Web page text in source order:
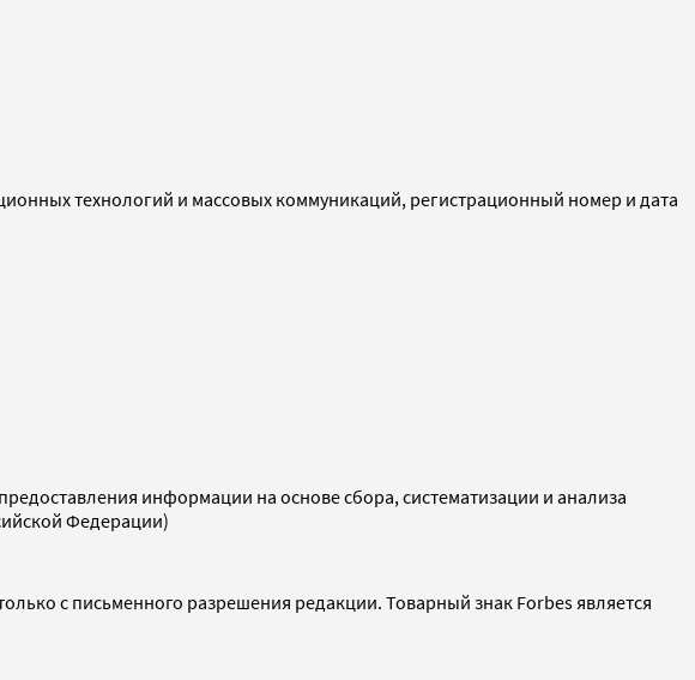
технологий и массовых коммуникаций, регистрационный номер и дата
информации на основе сбора, систематизации и анализа
Федерации)
с письменного разрешения редакции. Товарный знак Forbes является